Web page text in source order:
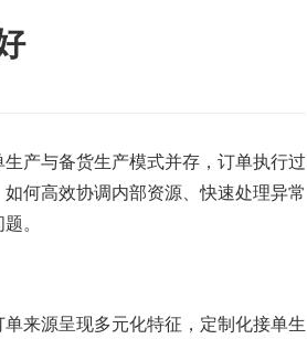
理
管理
核算
理
管理
移动报工
智能物流
物料齐套
产与备货生产模式并存，订单执行过
何高效协调内部资源、快速处理异常
。
来源呈现多元化特征，定制化接单生